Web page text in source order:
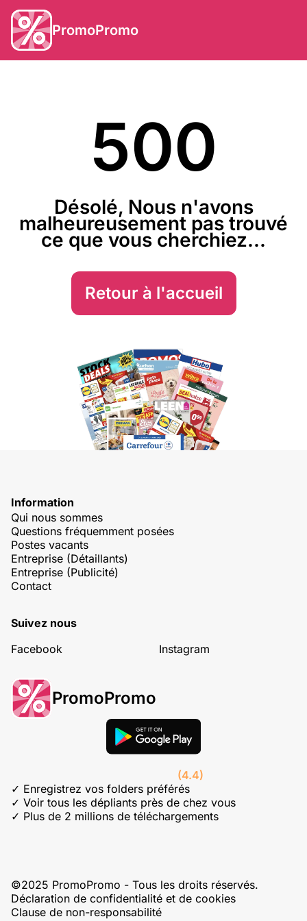
PromoPromo
500
Désolé, Nous n'avons
malheureusement pas trouvé
ce que vous cherchiez...
Retour à l'accueil
Information
Qui nous sommes
Questions fréquemment posées
Postes vacants
Entreprise (Détaillants)
Entreprise (Publicité)
Contact
Suivez nous
Facebook
Instagram
PromoPromo
(4.4)
✓ Enregistrez vos folders préférés
✓ Voir tous les dépliants près de chez vous
✓ Plus de 2 millions de téléchargements
©2025 PromoPromo - Tous les droits réservés.
Déclaration de confidentialité et de cookies
Clause de non-responsabilité